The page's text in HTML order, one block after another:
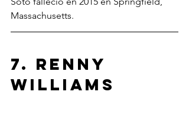
Massachusetts.
7. Renny
Williams